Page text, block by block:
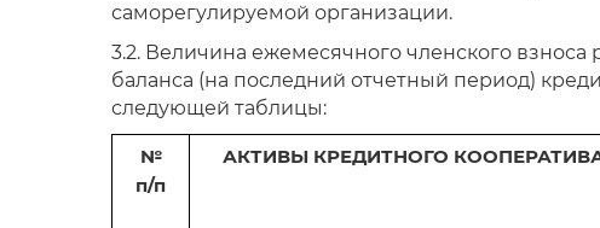
саморегулируемой организации.
3.2. Величина ежемесячного членского
баланса (на последний отчетный период)
следующей таблицы:
№
п/п
АКТИВЫ КРЕДИТНОГО